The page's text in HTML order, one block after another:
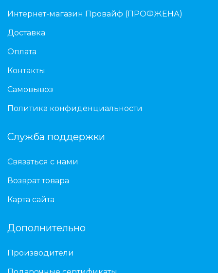
Интернет-магазин Провайф (ПРОФЖЕНА)
Доставка
Оплата
Контакты
Самовывоз
Политика конфиденциальности
Служба поддержки
Связаться с нами
Возврат товара
Карта сайта
Дополнительно
Производители